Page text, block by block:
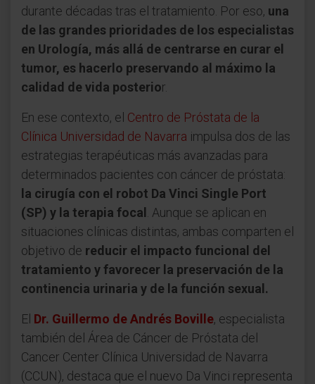
durante décadas tras el tratamiento. Por eso, una
de las grandes prioridades de los especialistas
en Urología, más allá de centrarse en curar el
tumor, es hacerlo preservando al máximo la
calidad de vida posterior.
En ese contexto, el Centro de Próstata de la
Clínica Universidad de Navarra impulsa dos de las
estrategias terapéuticas más avanzadas para
determinados pacientes con cáncer de próstata:
la cirugía con el robot Da Vinci Single Port
(SP) y la terapia focal . Aunque se aplican en
situaciones clínicas distintas, ambas comparten el
objetivo de reducir el impacto funcional del
tratamiento y favorecer la preservación de la
continencia urinaria y de la función sexual.
El Dr. Guillermo de Andrés Boville, especialista
también del Área de Cáncer de Próstata del
Cancer Center Clínica Universidad de Navarra
(CCUN), destaca que el nuevo Da Vinci representa